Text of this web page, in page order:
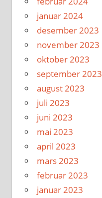
januar 2024
desember 2023
november 2023
oktober 2023
september 2023
august 2023
juli 2023
juni 2023
mai 2023
april 2023
mars 2023
februar 2023
januar 2023